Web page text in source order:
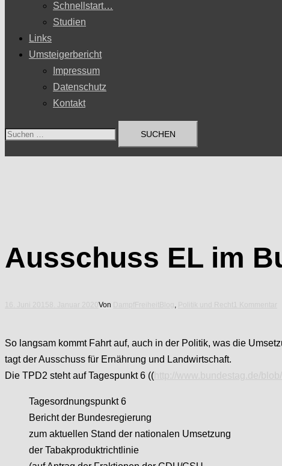
Schnellstart…
Studien
Links
Umsteigerbericht
Impressum
Datenschutz
Kontakt
Suchen
Ausschuss EL im
Von
So langsam kommt Fahrt auf, auch in der Politik, was die
tagt der Ausschuss für Ernährung und Landwirtschaft.
Die TPD2 steht auf Tagespunkt 6 ((
Tagesordnungspunkt 6
Bericht der Bundesregierung
zum aktuellen Stand der nationalen Umsetzung
der Tabakproduktrichtlinie